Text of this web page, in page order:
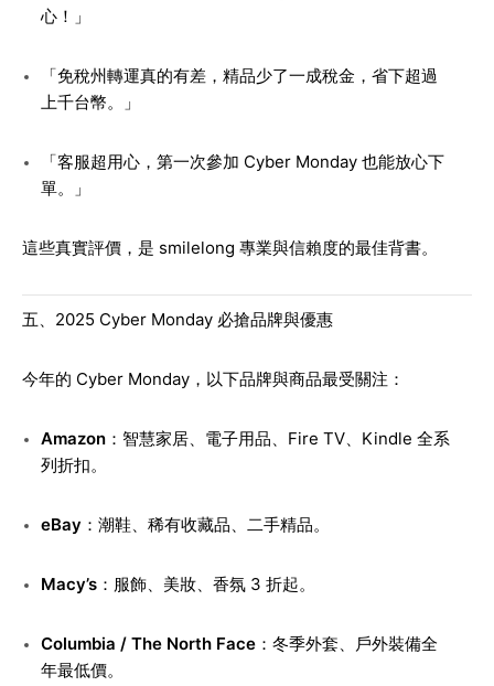
心！」
「免稅州轉運真的有差，精品少了一成稅金，省下超過
上千台幣。」
「客服超用心，第一次參加 Cyber Monday 也能放心下
單。」
這些真實評價，是 smilelong 專業與信賴度的最佳背書。
五、2025 Cyber Monday 必搶品牌與優惠
今年的 Cyber Monday，以下品牌與商品最受關注：
Amazon：智慧家居、電子用品、Fire TV、Kindle 全系
列折扣。
eBay ：潮鞋、稀有收藏品、二手精品。
Macy’s：服飾、美妝、香氛 3 折起。
Columbia / The North Face：冬季外套、戶外裝備全
年最低價。